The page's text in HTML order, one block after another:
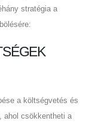
stratégia a
a költségvetés és
ahol csökkentheti a